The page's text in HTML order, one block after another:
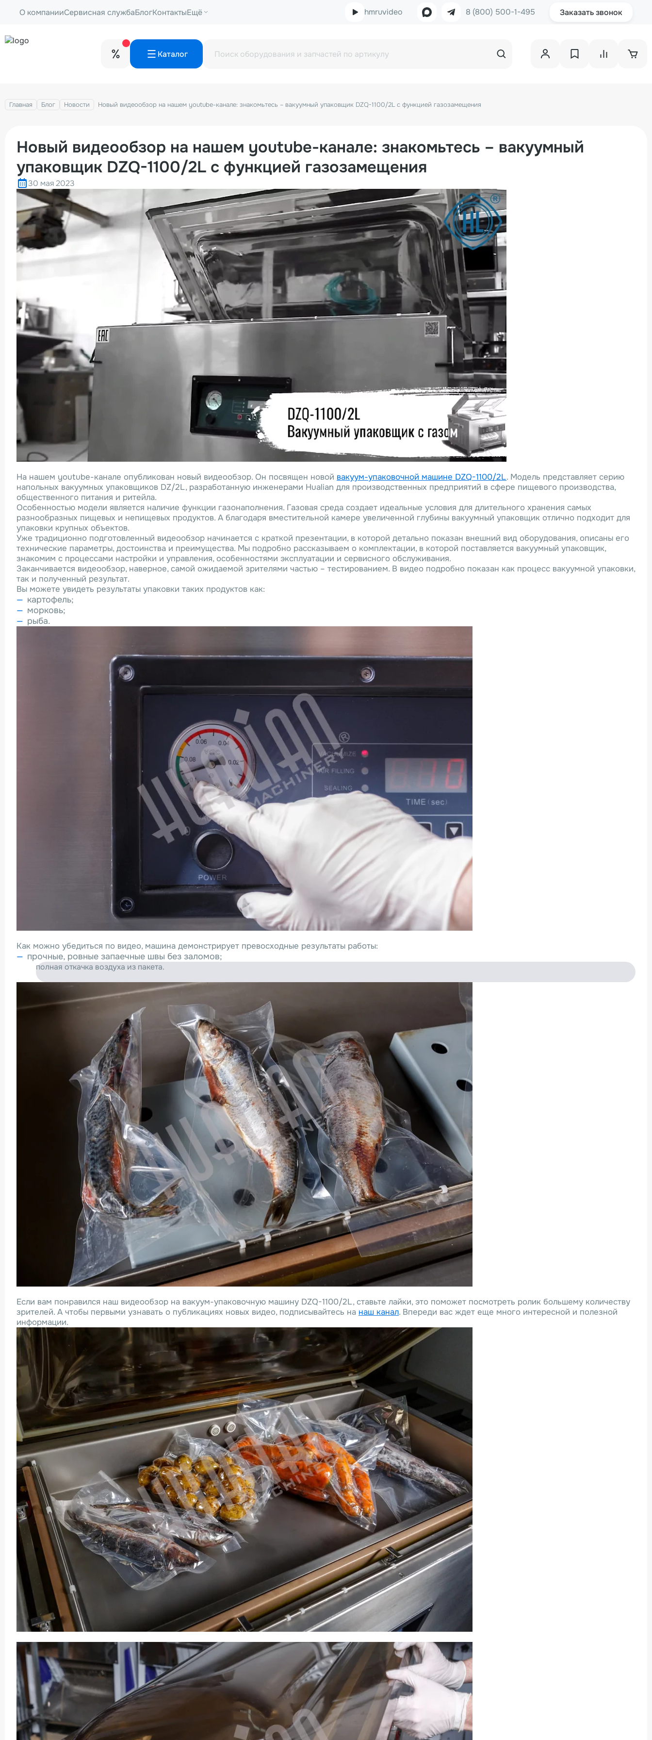
О компанииСервисная службаБлогКонтактыЕщё hmruvideo 8 (800) 500-1-495 Заказать звонок
Каталог
Главная Блог Новости Новый видеообзор на нашем youtube-канале: знакомьтесь – вакуумный упаковщик DZQ-1100/2L с функцией газозамещения
Новый видеообзор на нашем youtube-канале: знакомьтесь – вакуумный
упаковщик DZQ-1100/2L с функцией газозамещения
30 мая 2023
На нашем youtube-канале опубликован новый видеообзор. Он посвящен новой вакуум-упаковочной машине DZQ-1100/2L. Модель представляет серию
напольных вакуумных упаковщиков DZ/2L, разработанную инженерами Hualian для производственных предприятий в сфере пищевого производства,
общественного питания и ритейла.
Особенностью модели является наличие функции газонаполнения. Газовая среда создает идеальные условия для длительного хранения самых
разнообразных пищевых и непищевых продуктов. А благодаря вместительной камере увеличенной глубины вакуумный упаковщик отлично подходит для
упаковки крупных объектов.
Уже традиционно подготовленный видеообзор начинается с краткой презентации, в которой детально показан внешний вид оборудования, описаны его
технические параметры, достоинства и преимущества. Мы подробно рассказываем о комплектации, в которой поставляется вакуумный упаковщик,
знакомим с процессами настройки и управления, особенностями эксплуатации и сервисного обслуживания.
Заканчивается видеообзор, наверное, самой ожидаемой зрителями частью – тестированием. В видео подробно показан как процесс вакуумной упаковки,
так и полученный результат.
Вы можете увидеть результаты упаковки таких продуктов как:
картофель;
морковь;
рыба.
Как можно убедиться по видео, машина демонстрирует превосходные результаты работы:
прочные, ровные запаечные швы без заломов;
полная откачка воздуха из пакета.
Если вам понравился наш видеообзор на вакуум-упаковочную машину DZQ-1100/2L, ставьте лайки, это поможет посмотреть ролик большему количеству
зрителей. А чтобы первыми узнавать о публикациях новых видео, подписывайтесь на наш канал. Впереди вас ждет еще много интересной и полезной
информации.